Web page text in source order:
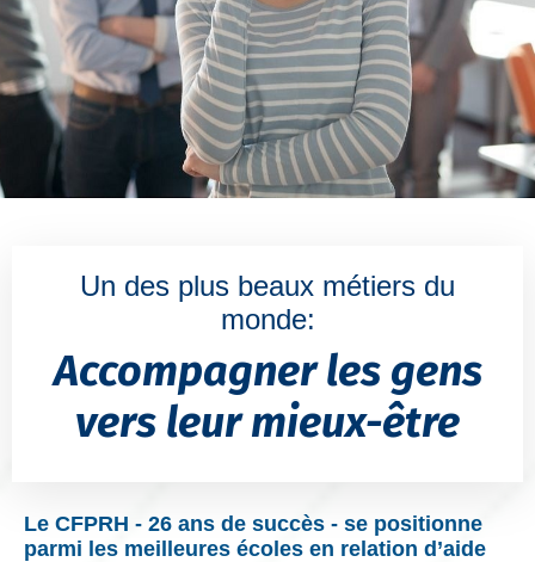
Un des plus beaux métiers du
monde:
Accompagner les gens
vers leur mieux-être
Le CFPRH - 26 ans de succès - se positionne
parmi les meilleures écoles en relation d’aide